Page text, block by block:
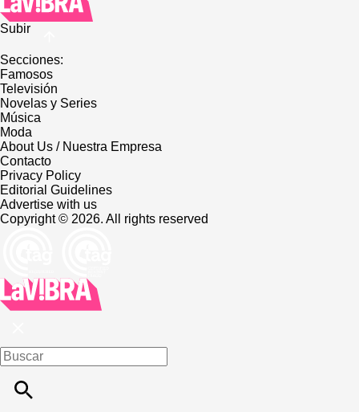
Subir
Secciones:
Famosos
Televisión
Novelas y Series
Música
Moda
About Us / Nuestra Empresa
Contacto
Privacy Policy
Editorial Guidelines
Advertise with us
Copyright © 2026. All rights reserved